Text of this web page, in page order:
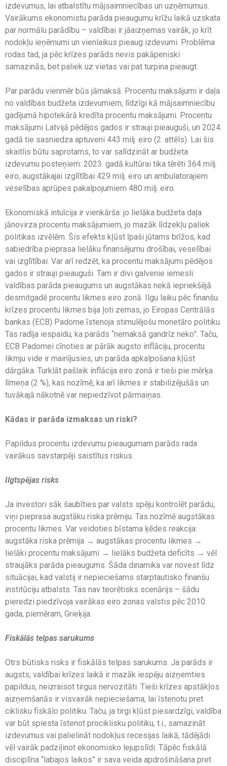
izdevumus, lai atbalstītu mājsaimniecības un uzņēmumus.
Vairākums ekonomistu parāda pieaugumu krīžu laikā uzskata
par normālu parādību – valdībai ir jāaizņemas vairāk, jo krīt
nodokļu ieņēmumi un vienlaikus pieaug izdevumi. Problēma
rodas tad, ja pēc krīzes parāds nevis pakāpeniski
samazinās, bet paliek uz vietas vai pat turpina pieaugt.
Par parādu vienmēr būs jāmaksā. Procentu maksājumi ir daļa
no valdības budžeta izdevumiem, līdzīgi kā mājsaimniecību
gadījumā hipotekārā kredīta procentu maksājumi. Procentu
maksājumi Latvijā pēdējos gados ir strauji pieauguši, un 2024.
gadā tie sasniedza aptuveni 443 milj. eiro (2. attēls). Lai šis
skaitlis būtu saprotams, to var salīdzināt ar budžeta
izdevumu posteņiem: 2023. gadā kultūrai tika tērēti 364 milj.
eiro, augstākajai izglītībai 429 milj. eiro un ambulatorajiem
veselības aprūpes pakalpojumiem 480 milj. eiro.
Ekonomiskā intuīcija ir vienkārša: jo lielāka budžeta daļa
jānovirza procentu maksājumiem, jo mazāk līdzekļu paliek
politikas izvēlēm. Šis efekts kļūst īpaši jūtams brīžos, kad
sabiedrība pieprasa lielāku finansējumu drošībai, veselībai
vai izglītībai. Var arī redzēt, ka procentu maksājumi pēdējos
gados ir strauji pieauguši. Tam ir divi galvenie iemesli:
valdības parāda pieaugums un augstākas nekā iepriekšējā
desmitgadē procentu likmes eiro zonā. Ilgu laiku pēc finanšu
krīzes procentu likmes bija ļoti zemas, jo Eiropas Centrālās
bankas (ECB) Padome īstenoja stimulējošu monetāro politiku.
Tas radīja iespaidu, ka parāds “nemaksā gandrīz neko”. Taču,
ECB Padomei cīnoties ar pārāk augsto inflāciju, procentu
likmju vide ir mainījusies, un parāda apkalpošana kļūst
dārgāka. Turklāt pašlaik inflācija eiro zonā ir tieši pie mērķa
līmeņa (2 %), kas nozīmē, ka arī likmes ir stabilizējušās un
tuvākajā nākotnē var nepiedzīvot pārmaiņas.
Kādas ir parāda izmaksas un riski?
Papildus procentu izdevumu pieaugumam parāds rada
vairākus savstarpēji saistītus riskus.
Ilgtspējas risks
Ja investori sāk šaubīties par valsts spēju kontrolēt parādu,
viņi pieprasa augstāku riska prēmiju. Tas nozīmē augstākas
procentu likmes. Var veidoties bīstama ķēdes reakcija:
augstāka riska prēmija → augstākas procentu likmes →
lielāki procentu maksājumi → lielāks budžeta deficīts → vēl
straujāks parāda pieaugums. Šāda dinamika var novest līdz
situācijai, kad valstij ir nepieciešams starptautisko finanšu
institūciju atbalsts. Tas nav teorētisks scenārijs – šādu
pieredzi piedzīvoja vairākas eiro zonas valstis pēc 2010.
gada, piemēram, Grieķija.
Fiskālās telpas sarukums
Otrs būtisks risks ir fiskālās telpas sarukums. Ja parāds ir
augsts, valdībai krīzes laikā ir mazāk iespēju aizņemties
papildus, neizraisot tirgus nervozitāti. Tieši krīzes apstākļos
aizņemšanās ir visvairāk nepieciešama, lai īstenotu pret
ciklisku fiskālo politiku. Taču, ja tirgi kļūst piesardzīgi, valdība
var būt spiesta īstenot prociklisku politiku, t.i., samazināt
izdevumus vai palielināt nodokļus recesijas laikā, tādējādi
vēl vairāk padziļinot ekonomisko lejupslīdi. Tāpēc fiskālā
disciplīna “labajos laikos” ir sava veida apdrošināšana pret